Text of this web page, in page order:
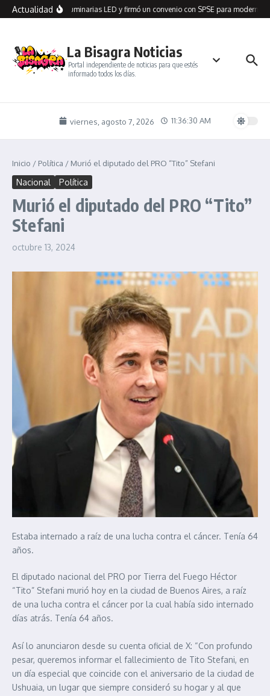
Saltar al contenido
Actualidad
Seco recibió 100 luminarias LED y firmó un convenio con SPSE para
La Bisagra Noticias
Portal independiente de noticias para que estés
informado todos los días.
viernes, agosto 7, 2026 11:36:30 AM
Inicio / Política / Murió el diputado del PRO “Tito” Stefani
Nacional Política
Murió el diputado del PRO “Tito”
Stefani
octubre 13, 2024
Estaba internado a raíz de una lucha contra el cáncer. Tenía 64
años.
El diputado nacional del PRO por Tierra del Fuego Héctor
“Tito” Stefani murió hoy en la ciudad de Buenos Aires, a raíz
de una lucha contra el cáncer por la cual había sido internado
días atrás. Tenía 64 años.
Así lo anunciaron desde su cuenta oficial de X: “Con profundo
pesar, queremos informar el fallecimiento de Tito Stefani, en
un día especial que coincide con el aniversario de la ciudad de
Ushuaia, un lugar que siempre consideró su hogar y al que